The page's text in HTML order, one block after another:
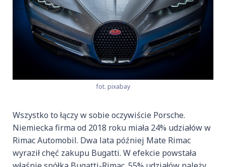
fot. pixabay
Wszystko to łączy w sobie oczywiście Porsche.
Niemiecka firma od 2018 roku miała 24% udziałów w
Rimac Automobil. Dwa lata później Mate Rimac
wyraził chęć zakupu Bugatti. W efekcie powstała